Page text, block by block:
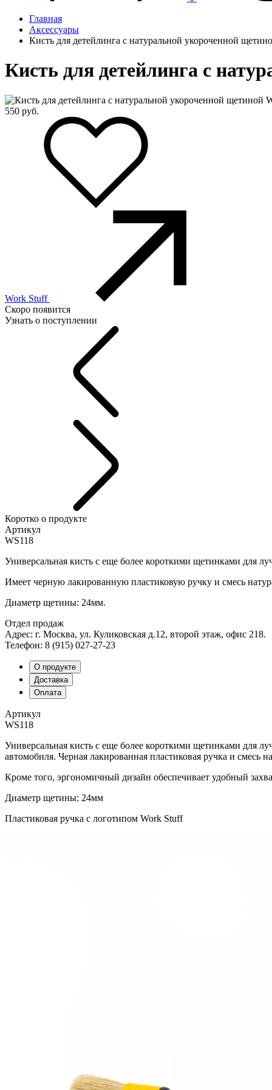
Главная
Аксессуары
Кисть для детейлинга с натуральной укороченной
Кисть для детейлинга с
550 руб.
Work Stuff
Скоро появится
Узнать о поступлении
Коротко о продукте
Артикул
WS118
Универсальная кисть с еще более короткими щетинками для
Имеет черную лакированную пластиковую ручку и смесь
Диаметр щетины: 24мм.
Отдел продаж
Адрес: г. Москва, ул. Куликовская д.12, второй этаж, офис 218.
Телефон: 8 (915) 027-27-23
О продукте
Доставка
Оплата
Артикул
WS118
Универсальная кисть с еще более короткими щетинками для
автомобиля. Черная лакированная пластиковая ручка и смесь
Кроме того, эргономичный дизайн обеспечивает удобный
Диаметр щетины: 24мм
Пластиковая ручка с логотипом Work Stuff